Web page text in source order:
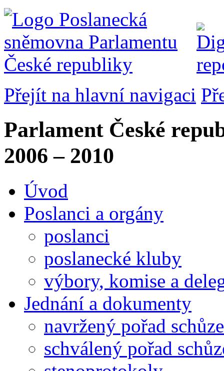
Přejít na hlavní navigaci
Parlament České
2006 – 2010
Úvod
Poslanci a orgány
poslanci
poslanecké kluby
výbory, komise a
Jednání a dokumenty
navržený pořad schůze
schválený pořad